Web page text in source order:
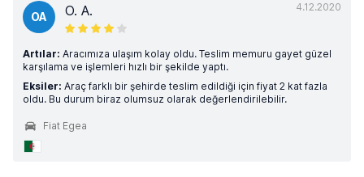
4.12.2020
OA O. A.
Artılar: Aracımıza ulaşım kolay oldu. Teslim memuru gayet güzel
karşılama ve işlemleri hızlı bir şekilde yaptı.
Eksiler: Araç farklı bir şehirde teslim edildiği için fiyat 2 kat fazla
oldu. Bu durum biraz olumsuz olarak değerlendirilebilir.
Fiat Egea